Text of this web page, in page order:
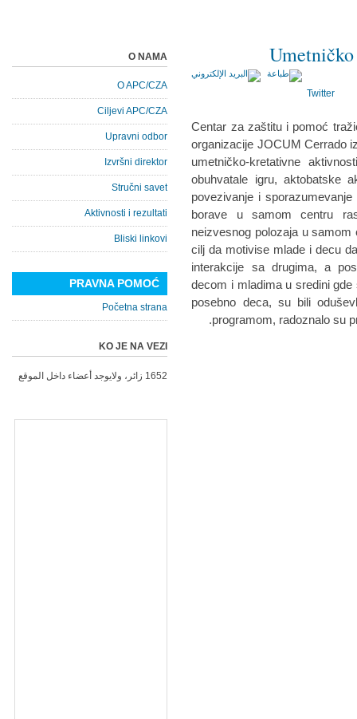
Twitter
Centar za zaštitu i pomoć
organizacije JOCUM Cerrado
umetničko-kretativne
obuhvatale igru, aktobatske
povezivanje i
borave u samom centru
neizvesnog polozaja u
cilj da motivise mlade i decu
interakcije sa drugima, a
decom i mladima u sredini
posebno deca, su bili
programom, radoznalo su
O NAMA
O APC/CZA
Ciljevi APC/CZA
Upravni odbor
Izvršni direktor
Stručni savet
Aktivnosti i rezultati
Bliski linkovi
PRAVNA POMOĆ
Početna strana
KO JE NA VEZI
1652 زائر، ولايوجد أعضاء داخل الموقع